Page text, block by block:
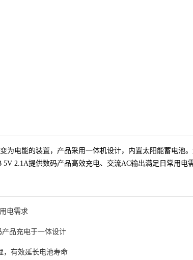
为电能的装置，产品采用一体机设计，内置太阳能蓄电池。
5V 2.1A提供数码产品高效充电、交流AC输出满足日常用电
电需求
产品充电于一体设计
，有效延长电池寿命